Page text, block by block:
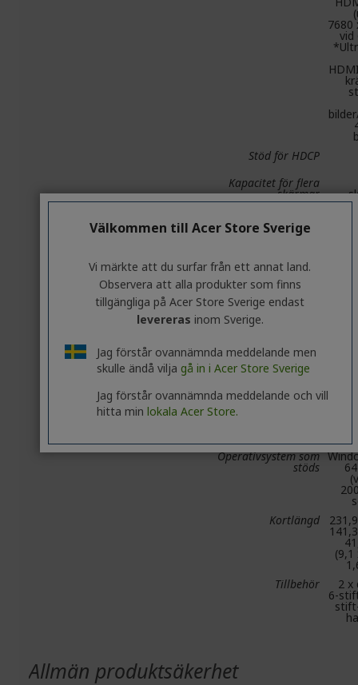
7680
vid
Stöd för HDCP
Kapacitet för flera
skärmar
Rekommenderad
strömförsörjning
Strömförbrukning
Strömingång
Kylning
Kortplatsstorlek
Operativsystem som
stöds
Kortlängd
(9,1
Tillbehör
2 x
6-
Allmän produktsäkerhet
Välkommen till Acer Store Sverige
Vi märkte att du surfar från ett annat land.
Observera att alla produkter som finns
tillgängliga på Acer Store Sverige endast
levereras inom Sverige.
Jag förstår ovannämnda meddelande men
skulle ändå vilja gå in i Acer Store Sverige
Jag förstår ovannämnda meddelande och vill
hitta minlokala Acer Store.